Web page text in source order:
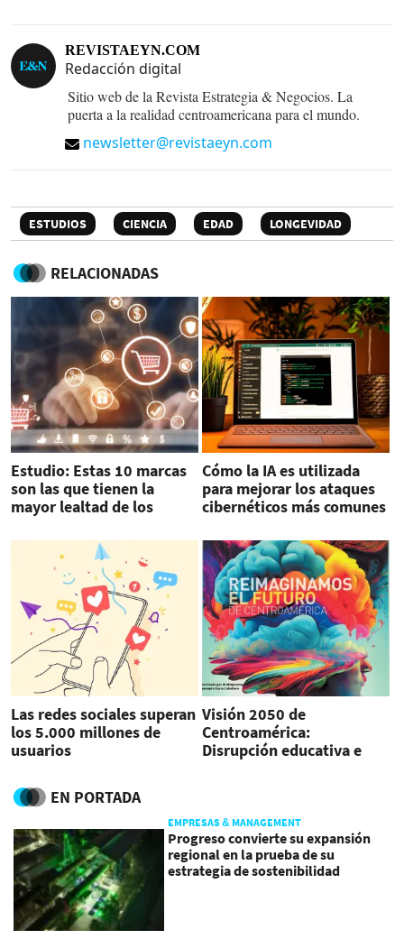
REVISTAEYN.COM
Redacción digital
Sitio web de la Revista Estrategia & Negocios. La
puerta a la realidad centroamericana para el mundo.
newsletter@revistaeyn.com
ESTUDIOS CIENCIA EDAD LONGEVIDAD
RELACIONADAS
Estudio: Estas 10 marcas
son las que tienen la
mayor lealtad de los
Cómo la IA es utilizada
para mejorar los ataques
cibernéticos más comunes
Las redes sociales superan
los 5.000 millones de
usuarios
Visión 2050 de
Centroamérica:
Disrupción educativa e
EN PORTADA
EMPRESAS & MANAGEMENT
Progreso convierte su expansión
regional en la prueba de su
estrategia de sostenibilidad